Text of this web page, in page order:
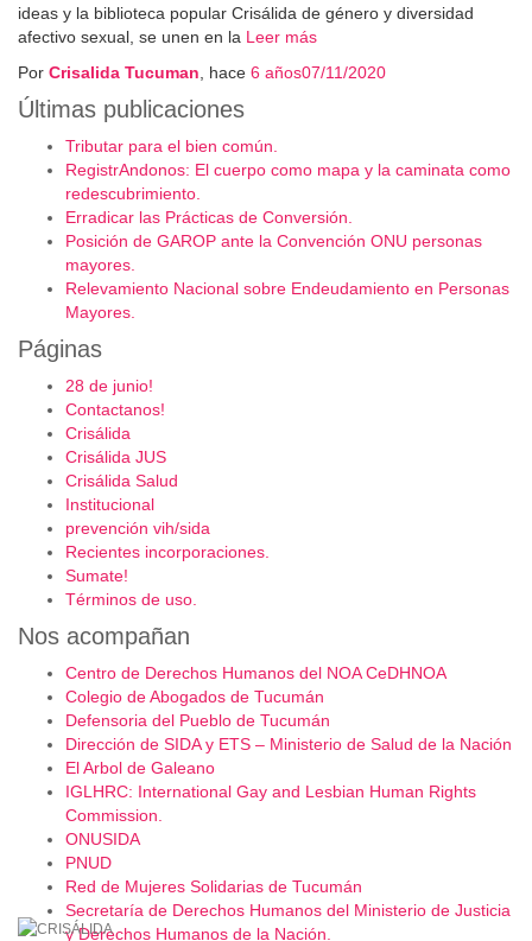
ideas y la biblioteca popular Crisálida de género y diversidad
afectivo sexual, se unen en la Leer más
Por Crisalida Tucuman , hace 6 años07/11/2020
Últimas publicaciones
Tributar para el bien común.
RegistrAndonos: El cuerpo como mapa y la caminata como
redescubrimiento.
Erradicar las Prácticas de Conversión.
Posición de GAROP ante la Convención ONU personas
mayores.
Relevamiento Nacional sobre Endeudamiento en Personas
Mayores.
Páginas
28 de junio!
Contactanos!
Crisálida
Crisálida JUS
Crisálida Salud
Institucional
prevención vih/sida
Recientes incorporaciones.
Sumate!
Términos de uso.
Nos acompañan
Centro de Derechos Humanos del NOA CeDHNOA
Colegio de Abogados de Tucumán
Defensoria del Pueblo de Tucumán
Dirección de SIDA y ETS – Ministerio de Salud de la Nación
El Arbol de Galeano
IGLHRC: International Gay and Lesbian Human Rights
Commission.
ONUSIDA
PNUD
Red de Mujeres Solidarias de Tucumán
Secretaría de Derechos Humanos del Ministerio de Justicia
y Derechos Humanos de la Nación.